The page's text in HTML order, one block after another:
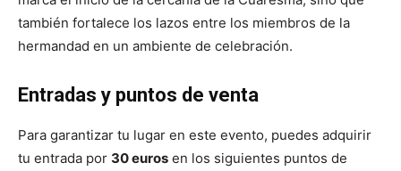
también fortalece los lazos entre los miembros de la
hermandad en un ambiente de celebración.
Entradas y puntos de venta
Para garantizar tu lugar en este evento, puedes adquirir
tu entrada por 30 euros en los siguientes puntos de